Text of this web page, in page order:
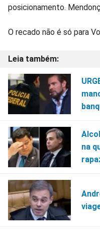
posicionamento.
O recado não é só para
na